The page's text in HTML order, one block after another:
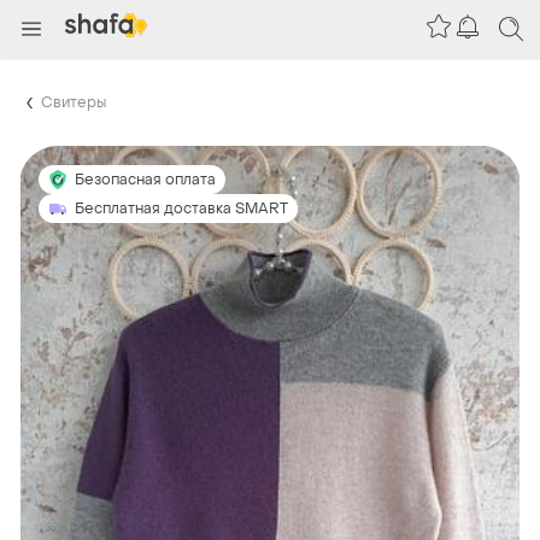
Свитеры
Безопасная оплата
Бесплатная доставка SMART